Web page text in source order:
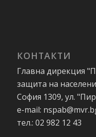
КОНТАКТИ
Главна дирекция
защита на
София 1309, ул.
e-mail:
тел.: 02 982 12 43